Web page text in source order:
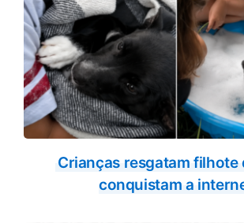
Crianças resgatam filhote
conquistam a